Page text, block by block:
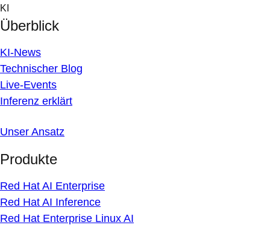
Skip
to
content
KI
Überblick
KI-News
Technischer Blog
Live-Events
Inferenz erklärt
Unser Ansatz
Produkte
Red Hat AI Enterprise
Red Hat AI Inference
Red Hat Enterprise Linux AI